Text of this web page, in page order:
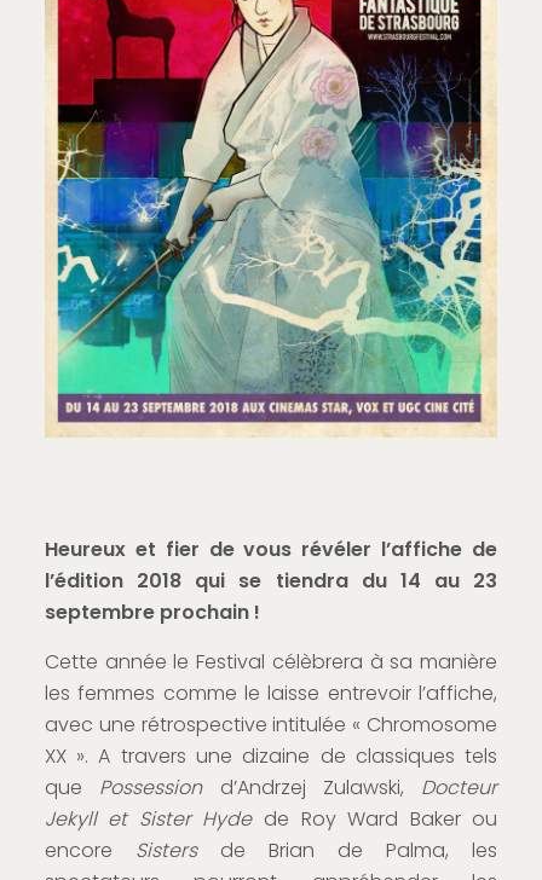
Heureux et fier de vous révéler l’affiche de
l’édition 2018 qui se tiendra du 14 au 23
septembre prochain !
Cette année le Festival célèbrera à sa manière
les femmes comme le laisse entrevoir l’affiche,
avec une rétrospective intitulée « Chromosome
XX ». A travers une dizaine de classiques tels
que Possessiond’Andrzej Zulawski, Docteur
Jekyll et Sister Hydede Roy Ward Baker ou
encore Sistersde Brian de Palma, les